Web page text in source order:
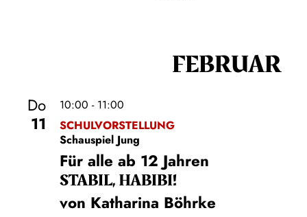
FEBRUAR
Do
11
10:00 - 11:00
SCHULVORSTELLUNG
Schauspiel Jung
Für alle ab 12 Jahren
STABIL, HABIBI!
von Katharina Böhrke